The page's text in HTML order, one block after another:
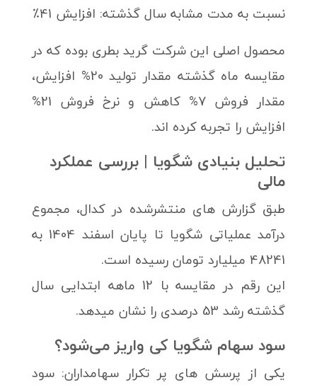
نسبت به مدت مشابه سال گذشته: افزایش 41٪
محصول اصلی این شرکت گرید بطری بوده که در
مقایسه ماه گذشته مقدار تولید 20% افزایش،
مقدار فروش 7% کاهش و نرخ فروش 21%
افزایش را تجربه کرده اند.
تحلیل بنیادی شگویا | بررسی عملکرد
مالی
طبق گزارش های منتشرشده در کدال، مجموع
درآمد عملیاتی شگویا تا پایان اسفند 1404 به
48241 میلیارد تومان رسیده است.
این رقم در مقایسه با 12 ماهه ابتدایی سال
گذشته رشد 53 درصدی را نشان میدهد.
سود سهام شگویا کی واریز می‌شود؟
یکی از پرسش های پر تکرار سهامداران: سود